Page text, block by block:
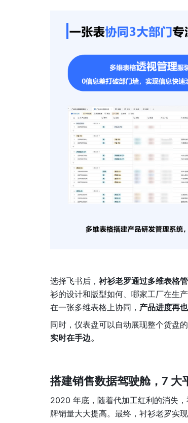
选择飞书后， 衬衫老罗通过多维表格
衫的设计和版型如何、哪家工厂在生
在一张多维表格上协同， 产品进度再也
同时，仪表盘可以自动展现整个货盘
实时在手边。
搭建销售数据驾驶舱，7 大
2020 年底，随着代加工红利的消失
牌销量大大提高。最终，衬衫老罗实